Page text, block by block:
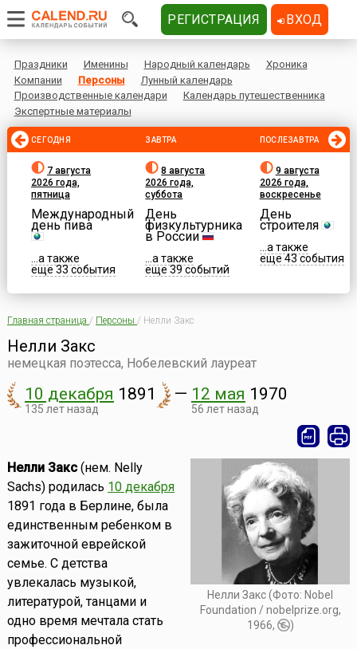
Праздники Именины Народный календарь
Хроника
Компании
Персоны
Лунный календарь
Производственные календари
Календарь путешественника
Экспертные материалы
СЕГОДНЯ
7 августа
2026 года,
пятница
Международный
день пива
...а также
еще 33 события
ЗАВТРА
8 августа
2026 года,
суббота
День
физкультурника
в России
...а также
еще 39 событий
ПОСЛЕЗАВТРА
9 августа
2026 года,
воскресенье
День
строителя
...а также
еще 43 события
Главная страница / Персоны / Нелли Закс
Нелли Закс
немецкая поэтесса, Нобелевский лауреат
10 декабря 1891
135 лет назад
— 12 мая 1970
56 лет назад
Нелли Закс (Фото: Nobel
Foundation / nobelprize.org,
1966,
)
Нелли Закс(нем. Nelly
Sachs) родилась 10 декабря
1891 года в Берлине, была
единственным ребенком в
зажиточной еврейской
семье. С детства
увлекалась музыкой,
литературой, танцами и
одно время мечтала стать
профессиональной
РЕГИСТРАЦИЯ ВХОД